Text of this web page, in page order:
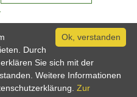
Ok, verstanden
Durch
Sie sich mit der
Weitere Informationen
Zur